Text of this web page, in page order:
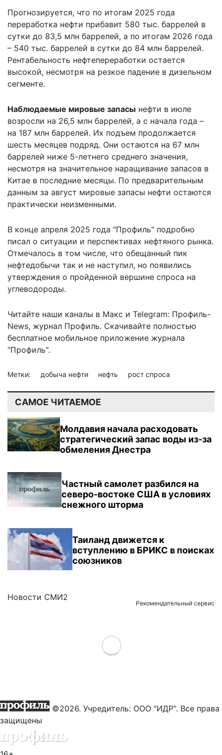
Прогнозируется, что по итогам 2025 года
переработка нефти прибавит 580 тыс. баррелей в
сутки до 83,5 млн баррелей, а по итогам 2026 года
– 540 тыс. баррелей в сутки до 84 млн баррелей.
Рентабельность нефтепереработки остается
высокой, несмотря на резкое падение в дизельном
сегменте.
Наблюдаемые мировые запасы нефти в июле
возросли на 26,5 млн баррелей, а с начала года –
на 187 млн баррелей. Их подъем продолжается
шесть месяцев подряд. Они остаются на 67 млн
баррелей ниже 5-летнего среднего значения,
несмотря на значительное наращивание запасов в
Китае в последние месяцы. По предварительным
данным за август мировые запасы нефти остаются
практически неизменными.
В конце апреля 2025 года "Профиль" подробно
писал о ситуации и перспективах нефтяного рынка.
Отмечалось в том числе, что обещанный пик
нефтедобычи так и не наступил, но появились
утверждения о пройденной вершине спроса на
углеводороды.
Читайте наши каналы в Макс и Telegram: Профиль-
News, журнал Профиль. Скачивайте полностью
бесплатное мобильное приложение журнала
"Профиль".
Метки: добыча нефти нефть рост спроса
САМОЕ ЧИТАЕМОЕ
Молдавия начала расходовать
стратегический запас воды из-за
обмеления Днестра
Частный самолет разбился на
северо-востоке США в условиях
снежного шторма
Таиланд движется к
вступлению в БРИКС в поисках
союзников
Новости СМИ2
Рекомендательный сервис
Load More
©2026. Учредитель: ООО "ИДР". Все права
защищены